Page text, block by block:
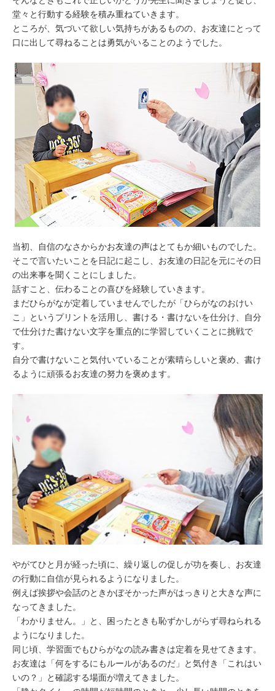
堂々と行動する経験を積み重ねていきます。
ところが、気づいて欲しい気持ちがあるものの、お友達にとって
口に出して尋ねることは勇気がいることのようでした。
当初、自信のなさからかお友達の声はとてもか細いものでした。
そこで言いたいことを日記に起こし、お友達の日記を元にその日
の出来事を聞くことにしました。
話すこと、伝わることの喜びを経験していきます。
まだひらがなが定着していませんでしたが「ひらがなのおけい
こ」というプリントを活用し、書ける・書けないを仕分け、自分
で仕分けた書けない文字を重点的に学習していくことに挑戦で
す。
自分で書けないこと気付いていることが素晴らしいと褒め、書け
るように頑張るお友達の努力を褒めます。
やがてひと月が経った頃に、繰り返しの促しが功を奏し、お友達
の行動に自信が見られるようになりました。
例えば挨拶や会話のときかぼそかった声がはっきりと大きな声に
なってきました。
「わかりません。」と、困ったときも恥ずかしがらず尋ねられる
ようになりました。
同じ頃、学習面でもひらがなの読み書きは定着を見せてきます。
お友達は「何をするにもルールがあるのだ」と気付き「これはい
いの？」と確認する場面が増えてきました。